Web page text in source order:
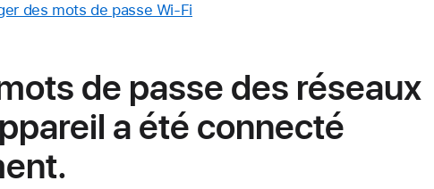
des mots de passe Wi-Fi
de passe des réseaux
a été connecté